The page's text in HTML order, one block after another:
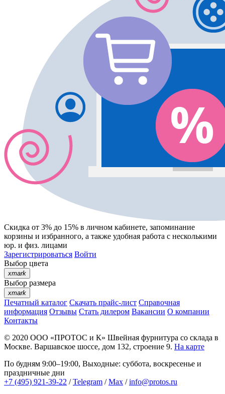
Скидка от 3% до 15% в личном кабинете, запоминание
корзины и избранного, а также удобная работа с несколькими
юр. и физ. лицами
Зарегистрироваться Войти
Выбор цвета
xmark
Выбор размера
xmark
Печатный каталог Скачать прайс-лист Справочная
информация Отзывы Стать дилером Вакансии О компании
Контакты
© 2020 ООО «ПРОТОС и К» Швейная фурнитура со склада в
Москве. Варшавское шоссе, дом 132, строение 9. На карте
По будням 9:00–19:00, Выходные: суббота, воскресенье и
праздничные дни
+7 (495) 921-39-22 /Telegram /Max /info@protos.ru